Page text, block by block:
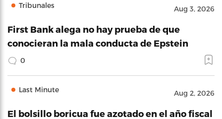
Tribunales Aug 3, 2026
First Bank alega no hay prueba de que
conocieran la mala conducta de Epstein
0
Last Minute Aug 2, 2026
El bolsillo boricua fue azotado en el año fiscal